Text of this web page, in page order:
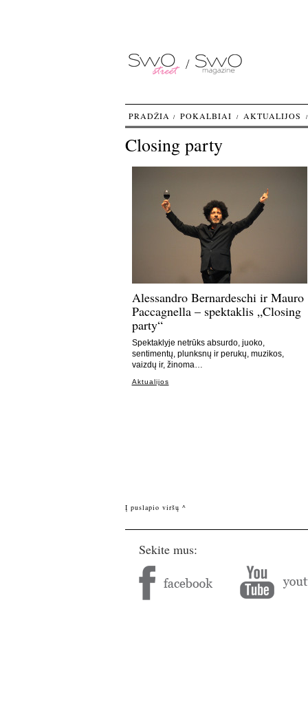
Closing party
Alessandro Bernardeschi ir Mauro
Paccagnella – spektaklis „Closing
party“
Spektaklyje netrūks absurdo, juoko,
sentimentų, plunksnų ir perukų, muzikos,
vaizdų ir, žinoma…
Aktualijos
PRADŽIA POKALBIAI AKTUALIJOS
Į puslapio viršų ^
Sekite mus: